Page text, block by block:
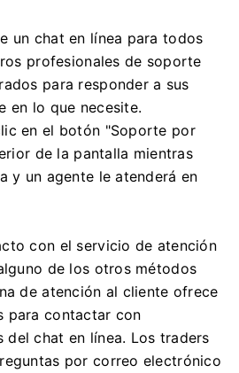
un chat en línea para todos
profesionales de soporte
para responder a sus
en lo que necesite.
en el botón "Soporte por
de la pantalla mientras
y un agente le atenderá en
con el servicio de atención
de los otros métodos
de atención al cliente ofrece
para contactar con
del chat en línea. Los traders
por correo electrónico